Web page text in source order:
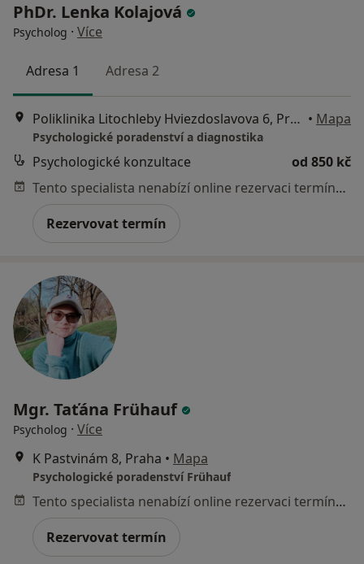
PhDr. Lenka Kolajová
Psycholog · Více
Adresa 1 Adresa 2
Poliklinika Litochleby Hviezdoslavova 6, Praha • Mapa
Psychologické poradenství a diagnostika
Psychologické konzultace
od 850 kč
Tento specialista nenabízí online rezervaci termínu na této adrese.
Rezervovat termín
Mgr. Taťána Frühauf
Psycholog · Více
K Pastvinám 8, Praha • Mapa
Psychologické poradenství Frühauf
Tento specialista nenabízí online rezervaci termínu na této adrese.
Rezervovat termín